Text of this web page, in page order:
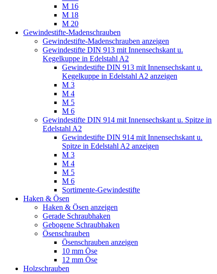
M 16
M 18
M 20
Gewindestifte-Madenschrauben
Gewindestifte-Madenschrauben anzeigen
Gewindestifte DIN 913 mit Innensechskant u.
Kegelkuppe in Edelstahl A2
Gewindestifte DIN 913 mit Innensechskant u.
Kegelkuppe in Edelstahl A2 anzeigen
M 3
M 4
M 5
M 6
Gewindestifte DIN 914 mit Innensechskant u. Spitze in
Edelstahl A2
Gewindestifte DIN 914 mit Innensechskant u.
Spitze in Edelstahl A2 anzeigen
M 3
M 4
M 5
M 6
Sortimente-Gewindestifte
Haken & Ösen
Haken & Ösen anzeigen
Gerade Schraubhaken
Gebogene Schraubhaken
Ösenschrauben
Ösenschrauben anzeigen
10 mm Öse
12 mm Öse
Holzschrauben